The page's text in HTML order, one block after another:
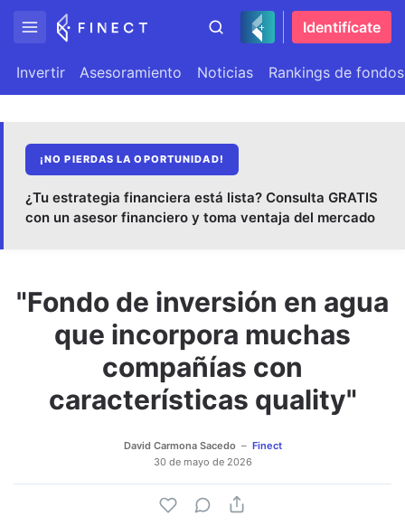
Identifícate
Invertir Asesoramiento Noticias Rankings de fondos
¡NO PIERDAS LA OPORTUNIDAD!
¿Tu estrategia financiera está lista? Consulta GRATIS
con un asesor financiero y toma ventaja del mercado
"Fondo de inversión en agua
que incorpora muchas
compañías con
características quality"
David Carmona Sacedo
Finect
30 de mayo de 2026